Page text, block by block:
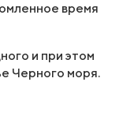
время
и при этом
Черного моря.